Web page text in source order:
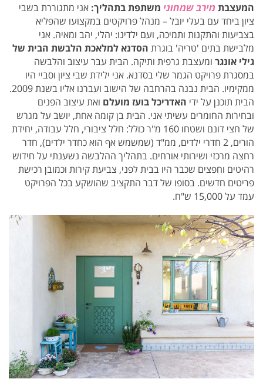
המעצבתמירב שמחוני משתפת בתהליך: אני מתגוררת בשבי
ציון ביחד עם בעלי יובל – מנהל פרויקטים במקצועו שהפליא
בצביעות והתקנות ותמיכה, ועם ילדינו: יהלי, יהב ומאיה. אני
מלבישת בתים 'טריה' בוגרת הסדנא למלאכת הלבשת הבית של
גילי אונגר ומעצבת גרפית ותיקה. הבית עבר עיצוב והלבשה
במסגרת פרויקט הגמר שלי בסדנא. אני ילידת שבי ציון וסביי היו
ממקימיו. הבית נבנה בהרחבה של הישוב ועברנו אליו בשנת 2009.
הבית תוכנן על ידי האדריכל בועז מועלם ואת עיצוב הפנים
ובחירות החומרים עשיתי אני. הבית בן קומה אחת, יושב על מגרש
של חצי דונם ושטחו 160 מ"ר כולל: חלל ציבורי, חלל עבודה, יחידת
הורים, 2 חדרי ילדים, ממ"ד (שמשמש אף הוא כחדר ילדים), חדר
רחצה מרכזי ושירותי אורחים. בתהליך ההלבשה נשענתי על חידוש
רהיטים וחפצים שכבר היו בבית לפני, צביעת קירות וכמובן רכישת
פריטים חדשים. בסופו של דבר התקציב שהושקע בכל הפרויקט
עמד על 15,000 ש"ח.